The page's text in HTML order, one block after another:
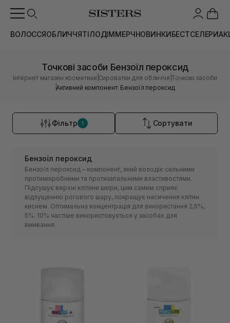
ВОЛОССЯОБЛИЧЧЯТІЛОДІММЕРЧНОВИНКИБЕСТСЕЛЕРИ
Точкові засоби Бензоїл пероксид
Інтернет магазин косметики |Сироватки для обличчя |Точкові засоби
|Активний компонент: Бензоїл пероксид
Фільтр 1 Сортувати
Бензоїл пероксид
Бензоїл пероксид – компонент, який володіє сильними
протимікробними та протизапальними властивостями.
Підсушує верхні клітини шкіри, цим самим сприяє
відлущенню рогового шару, покращує насичення клітин
киснем. Оптимальна концентрація для використання 2,5%,
5%. 10% частіше використовується у засобах для
вмивання.